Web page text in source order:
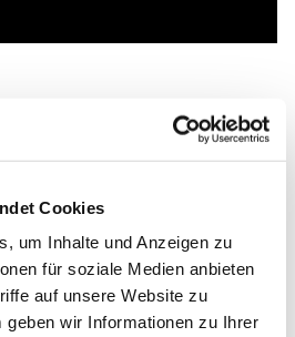
Cookies
um Inhalte und Anzeigen zu
für soziale Medien anbieten
auf unsere Website zu
geben wir Informationen zu Ihrer